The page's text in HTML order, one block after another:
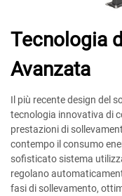
Tecnologia
Avanzata
Il più recente design del
tecnologia innovativa di
prestazioni di
contempo il consumo
sofisticato sistema
regolano
fasi di sollevamento,